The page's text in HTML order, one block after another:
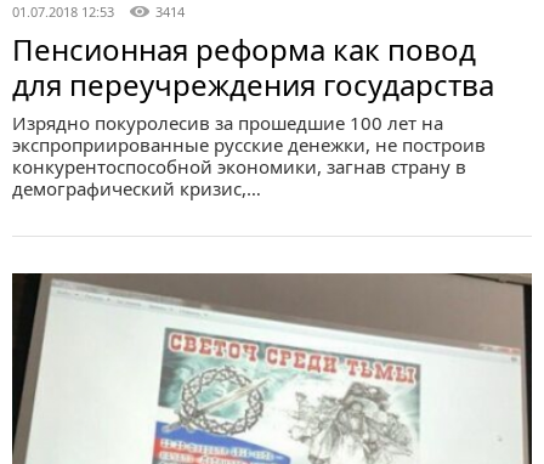
01.07.2018 12:53 3414
Пенсионная реформа как повод
для переучреждения государства
Изрядно покуролесив за прошедшие 100 лет на
экспроприированные русские денежки, не построив
конкурентоспособной экономики, загнав страну в
демографический кризис,…